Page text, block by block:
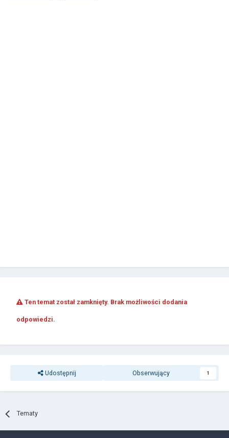
Ten temat został zamknięty. Brak możliwości dodania
odpowiedzi.
Udostępnij Obserwujący 1
Tematy